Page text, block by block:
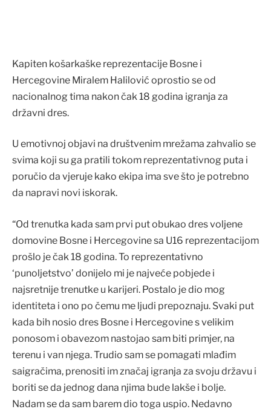
Kapiten košarkaške reprezentacije Bosne i
Hercegovine Miralem Halilović oprostio se od
nacionalnog tima nakon čak 18 godina igranja za
državni dres.
U emotivnoj objavi na društvenim mrežama zahvalio se
svima koji su ga pratili tokom reprezentativnog puta i
poručio da vjeruje kako ekipa ima sve što je potrebno
da napravi novi iskorak.
“Od trenutka kada sam prvi put obukao dres voljene
domovine Bosne i Hercegovine sa U16 reprezentacijom
prošlo je čak 18 godina. To reprezentativno
‘punoljetstvo’ donijelo mi je najveće pobjede i
najsretnije trenutke u karijeri. Postalo je dio mog
identiteta i ono po čemu me ljudi prepoznaju. Svaki put
kada bih nosio dres Bosne i Hercegovine s velikim
ponosom i obavezom nastojao sam biti primjer, na
terenu i van njega. Trudio sam se pomagati mlađim
saigračima, prenositi im značaj igranja za svoju državu i
boriti se da jednog dana njima bude lakše i bolje.
Nadam se da sam barem dio toga uspio. Nedavno